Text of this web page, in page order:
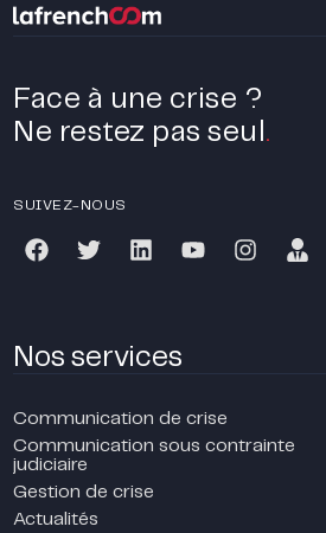
Face à une crise ?
Ne restez pas seul .
SUIVEZ-NOUS
Nos services
Communication de crise
Communication sous contrainte
judiciaire
Gestion de crise
Actualités